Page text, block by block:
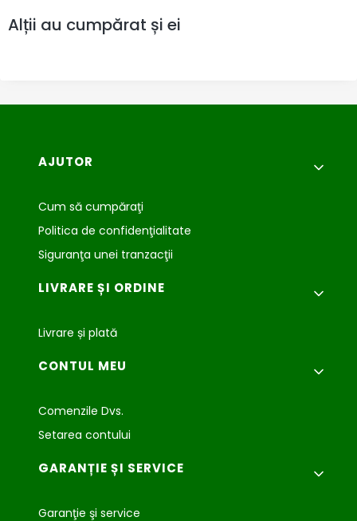
Alții au cumpărat și ei
Meniu subsol
AJUTOR
Cum să cumpăraţi
Politica de confidenţialitate
Siguranţa unei tranzacţii
LIVRARE ȘI ORDINE
Livrare și plată
CONTUL MEU
Comenzile Dvs.
Setarea contului
GARANȚIE ȘI SERVICE
Garanţie şi service